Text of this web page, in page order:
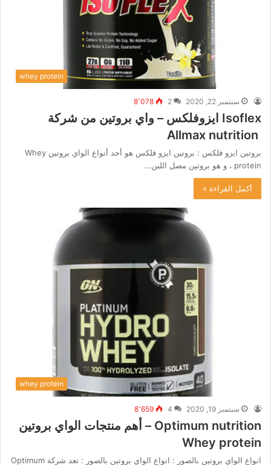
whey protein
سبتمبر 22, 2020 2 8٬078
Isoflex ايزوفلكس – واي بروتين من شركة
بروتين ايزو فلكس : بروتين ايزو فلكس هو أحد أنواع الواي بروتين Whey
protein ، و هو بروتين مصل اللبن…
أكمل القراءة »
whey protein
سبتمبر 19, 2020 4 8٬659
Optimum nutrition – أهم منتجات الواي بروتين
Whey protein
انواع الواي بروتين بالصور : انواع الواي بروتين بالصور : تعد شركة Optimum